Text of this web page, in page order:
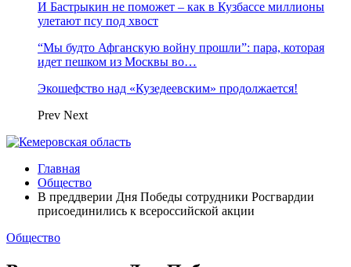
И Бастрыкин не поможет – как в Кузбассе миллионы
улетают псу под хвост
“Мы будто Афганскую войну прошли”: пара, которая
идет пешком из Москвы во…
Экошефство над «Кузедеевским» продолжается!
Prev Next
Главная
Общество
В преддверии Дня Победы сотрудники Росгвардии
присоединились к всероссийской акции
Общество